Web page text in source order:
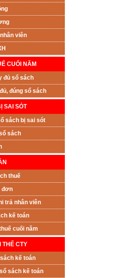
viên
CUỐI NĂM
đủ sổ sách
đúng sổ sách
SAI SÓT
sách bị sai sót
sách
thuế
đơn
trả nhân viên
kế toán
cuối năm
THỂ CTY
kế toán
sách kế toán